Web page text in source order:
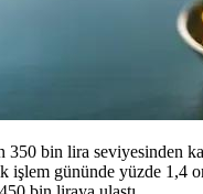
bin lira seviyesinden
işlem gününde yüzde 1,4